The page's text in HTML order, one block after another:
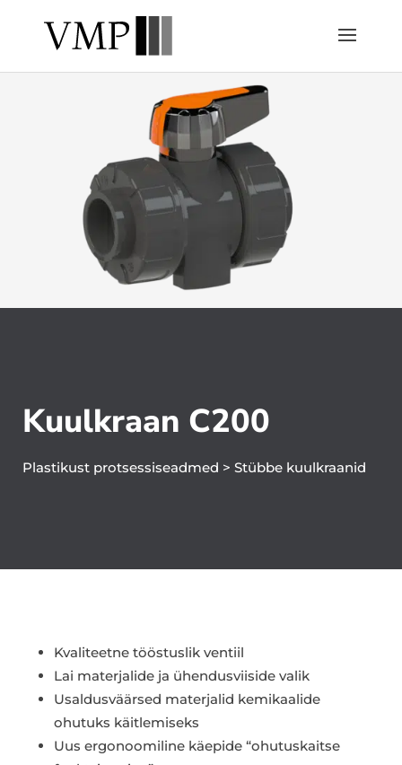
Kuulkraan C200
Plastikust protsessiseadmed > Stübbe kuulkraanid
Kvaliteetne tööstuslik ventiil
Lai materjalide ja ühendusviiside valik
Usaldusväärsed materjalid kemikaalide
ohutuks käitlemiseks
Uus ergonoomiline käepide “ohutuskaitse